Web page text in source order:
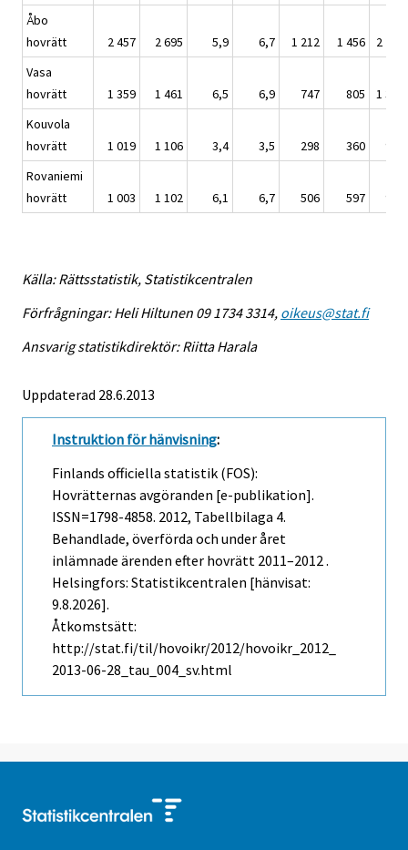
Åbo
hovrätt
2 457 2 695 5,9 6,7 1 212 1 456
2 254
Vasa
hovrätt
1 359 1 461 6,5 6,9 747 805
1 366
Kouvola
hovrätt
1 019 1 106 3,4 3,5 298 360
975
Rovaniemi
hovrätt
1 003 1 102 6,1 6,7 506 597 939
Källa: Rättsstatistik, Statistikcentralen
Förfrågningar: Heli Hiltunen 09 1734 3314, oikeus@stat.fi
Ansvarig statistikdirektör: Riitta Harala
Uppdaterad 28.6.2013
Instruktion för hänvisning:
Finlands officiella statistik (FOS):
Hovrätternas avgöranden [e-publikation].
ISSN=1798-4858. 2012, Tabellbilaga 4.
Behandlade, överförda och under året
inlämnade ärenden efter hovrätt 2011–2012 .
Helsingfors: Statistikcentralen [hänvisat:
9.8.2026].
Åtkomstsätt:
http://stat.fi/til/hovoikr/2012/hovoikr_2012_
2013-06-28_tau_004_sv.html